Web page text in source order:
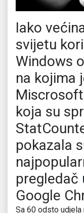
Iako
svijetu
Windows
na kojima
koja su
pokazala
pregledač
Google
Sa 60 odsto udjela